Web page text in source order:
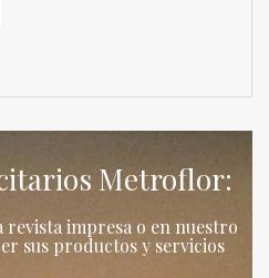
Metroflor:
revista impresa o en nuestro
sus productos y servicios